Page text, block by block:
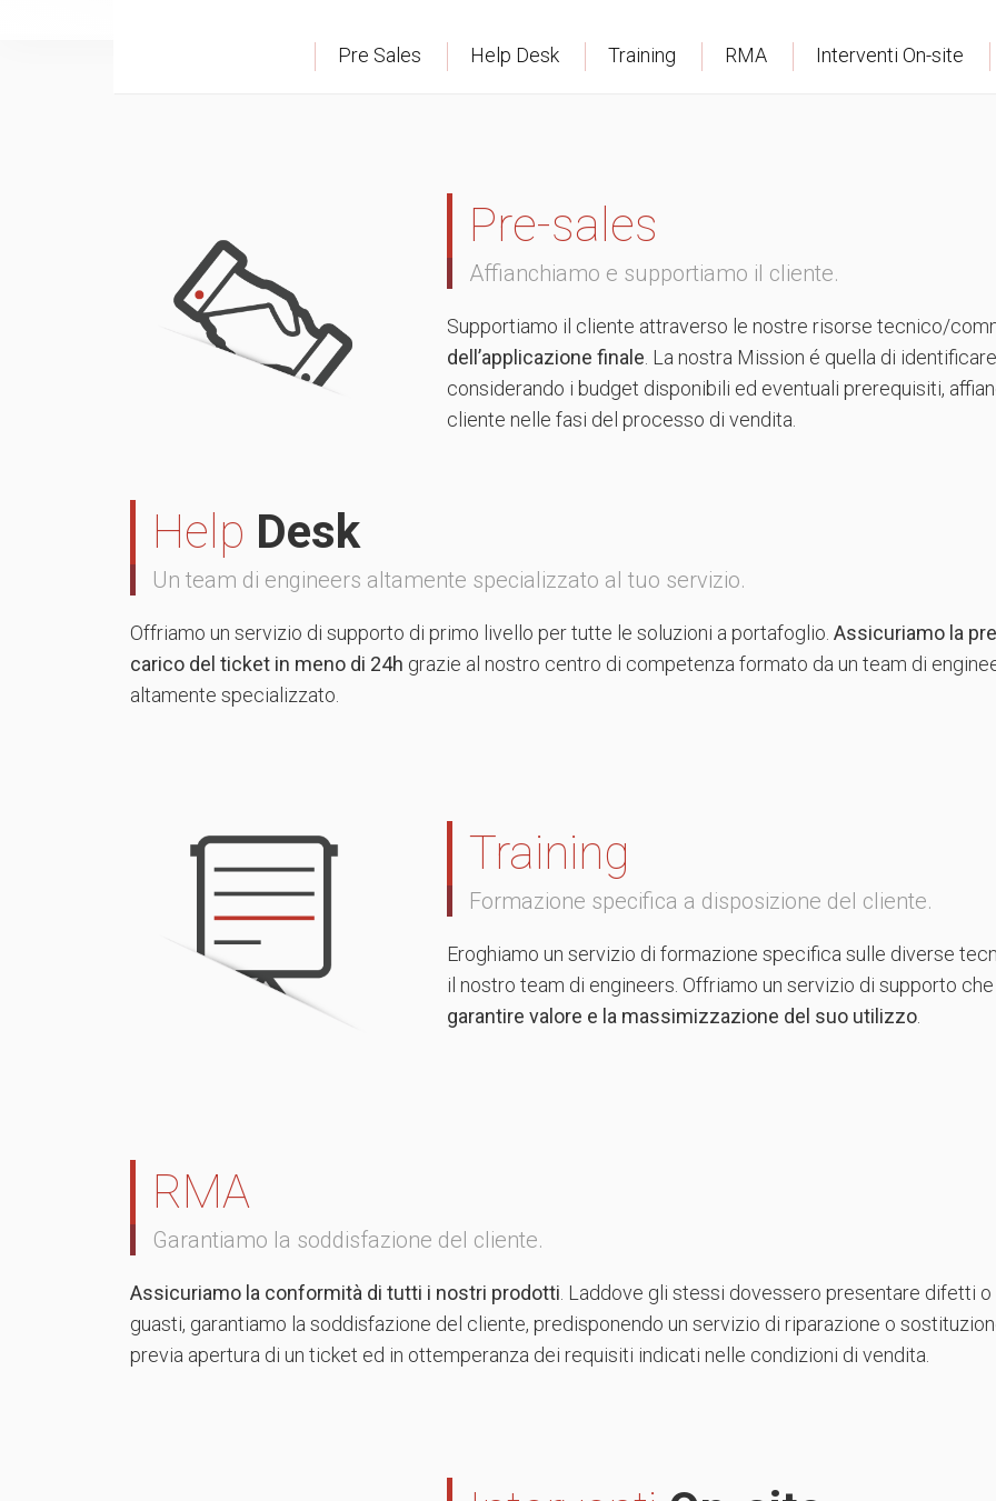
Pre Sales Help Desk Training RMA Interventi On-site
Pre-sales
Affianchiamo e supportiamo il cliente.
Supportiamo il cliente attraverso le nostre risorse tecnico/
dell’applicazione finale . La nostra Mission é quella di
considerando i budget disponibili ed eventuali prerequisiti,
cliente nelle fasi del processo di vendita.
Help Desk
Un team di engineers altamente specializzato al tuo servizio.
Offriamo un servizio di supporto di primo livello per tutte le soluzioni a portafoglio. Assicuriamo la
carico del ticket in meno di 24h grazie al nostro centro di competenza formato da un team di
altamente specializzato.
Training
Formazione specifica a disposizione del cliente.
Eroghiamo un servizio di formazione specifica sulle diverse
il nostro team di engineers. Offriamo un servizio di supporto
garantire valore e la massimizzazione del suo utilizzo
RMA
Garantiamo la soddisfazione del cliente.
Assicuriamo la conformità di tutti i nostri prodotti . Laddove gli stessi dovessero presentare difetti o
guasti, garantiamo la soddisfazione del cliente, predisponendo un servizio di riparazione o
previa apertura di un ticket ed in ottemperanza dei requisiti indicati nelle condizioni di vendita.